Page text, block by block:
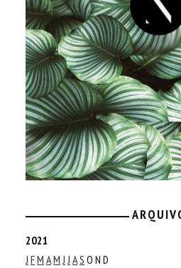
2021
J FM AM J J AS O N D